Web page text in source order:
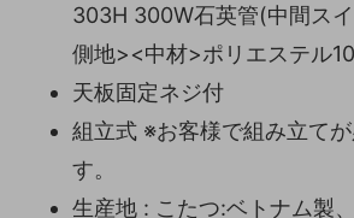
303H 300W石英管(中間ス
側地><中材>ポリエステル
天板固定ネジ付
組立式 ※お客様で組み立て
す。
生産地 : こたつ:ベトナム製